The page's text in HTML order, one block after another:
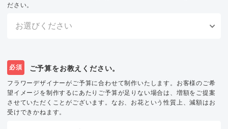
ださい。
必須 ご予算をお教えください。
フラワーデザイナーがご予算に合わせて制作いたします。お客様のご希
望イメージを制作するにあたりご予算が足りない場合は、増額をご提案
させていただくことがございます。なお、お花という性質上、減額はお
受けできかねます。